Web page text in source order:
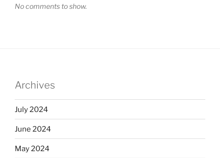
No comments to show.
Archives
July 2024
June 2024
May 2024